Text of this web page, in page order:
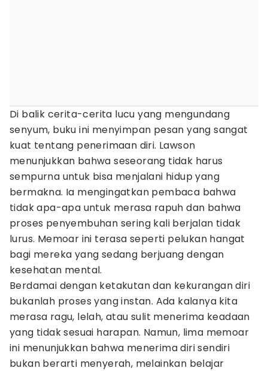
Di balik cerita-cerita lucu yang mengundang
senyum, buku ini menyimpan pesan yang sangat
kuat tentang penerimaan diri. Lawson
menunjukkan bahwa seseorang tidak harus
sempurna untuk bisa menjalani hidup yang
bermakna. Ia mengingatkan pembaca bahwa
tidak apa-apa untuk merasa rapuh dan bahwa
proses penyembuhan sering kali berjalan tidak
lurus. Memoar ini terasa seperti pelukan hangat
bagi mereka yang sedang berjuang dengan
kesehatan mental.
Berdamai dengan ketakutan dan kekurangan diri
bukanlah proses yang instan. Ada kalanya kita
merasa ragu, lelah, atau sulit menerima keadaan
yang tidak sesuai harapan. Namun, lima memoar
ini menunjukkan bahwa menerima diri sendiri
bukan berarti menyerah, melainkan belajar